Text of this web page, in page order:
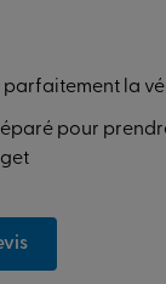
la
pour